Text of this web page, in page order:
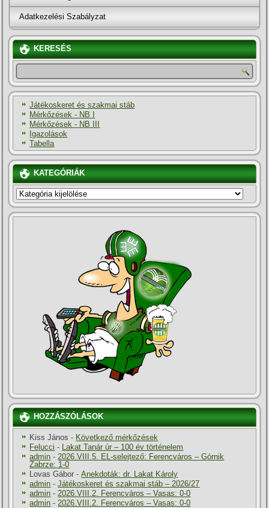
Adatkezelési Szabályzat
KERESÉS
Játékoskeret és szakmai stáb
Mérkőzések - NB I
Mérkőzések - NB III
Igazolások
Tabella
KATEGÓRIÁK
KATEGÓRIÁK
HOZZÁSZÓLÁSOK
Kiss János - Következő mérkőzések
Felucci - Lakat Tanár úr – 100 év történelem
admin -2026.VIII.5. EL-selejtező: Ferencváros – Górnik
Zabrze: 1-0
Lovas Gábor -Anekdoták: dr. Lakat Károly
admin -Játékoskeret és szakmai stáb – 2026/27
admin -2026.VIII.2. Ferencváros – Vasas: 0-0
admin -2026.VIII.2. Ferencváros – Vasas: 0-0